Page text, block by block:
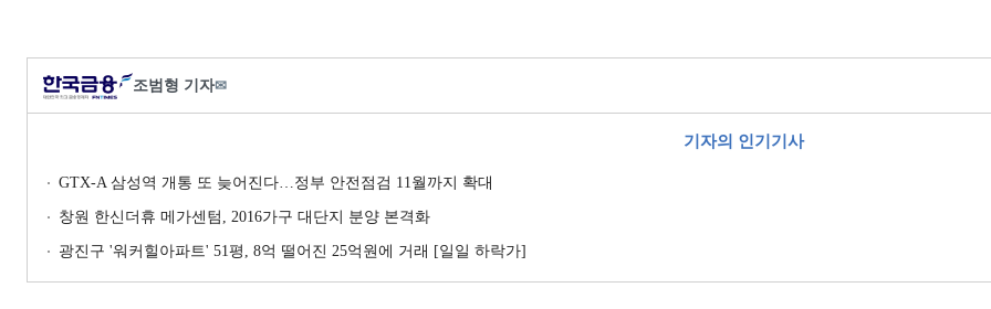
조범형 기자✉
기자의 인기기사
GTX-A 삼성역 개통 또 늦어진다…정부 안전점검 11월까지 확대
창원 한신더휴 메가센텀, 2016가구 대단지 분양 본격화
광진구 '워커힐아파트' 51평, 8억 떨어진 25억원에 거래 [일일 하락가]